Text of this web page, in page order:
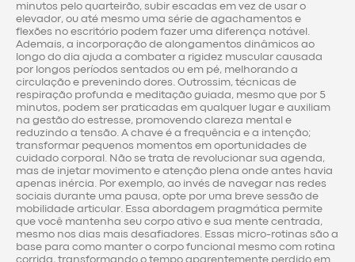
minutos pelo quarteirão, subir escadas em vez de usar o
elevador, ou até mesmo uma série de agachamentos e
flexões no escritório podem fazer uma diferença notável.
Ademais, a incorporação de alongamentos dinâmicos ao
longo do dia ajuda a combater a rigidez muscular causada
por longos períodos sentados ou em pé, melhorando a
circulação e prevenindo dores. Outrossim, técnicas de
respiração profunda e meditação guiada, mesmo que por 5
minutos, podem ser praticadas em qualquer lugar e auxiliam
na gestão do estresse, promovendo clareza mental e
reduzindo a tensão. A chave é a frequência e a intenção;
transformar pequenos momentos em oportunidades de
cuidado corporal. Não se trata de revolucionar sua agenda,
mas de injetar movimento e atenção plena onde antes havia
apenas inércia. Por exemplo, ao invés de navegar nas redes
sociais durante uma pausa, opte por uma breve sessão de
mobilidade articular. Essa abordagem pragmática permite
que você mantenha seu corpo ativo e sua mente centrada,
mesmo nos dias mais desafiadores. Essas micro-rotinas são a
base para como manter o corpo funcional mesmo com rotina
corrida, transformando o tempo aparentemente perdido em